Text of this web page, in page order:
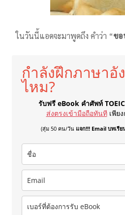
ในวันนี้แอดจะมาพูดถึง คำว่า “ข
กำลังฝึกภาษาอั
ไหม?
รับฟรี eBook คำศัพท์
ส่งตรงเข้ามือถือทันที เพีย
(สุ่ม 50 คน/วัน แจก!!! Email บทเรี